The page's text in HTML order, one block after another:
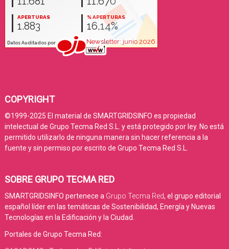
COPYRIGHT
©1999-2025 El material de SMARTGRIDSINFO es propiedad
intelectual de Grupo Tecma Red S.L. y está protegido por ley. No está
permitido utilizarlo de ninguna manera sin hacer referencia a la
fuente y sin permiso por escrito de Grupo Tecma Red S.L.
SOBRE GRUPO TECMA RED
SMARTGRIDSINFO pertenece a Grupo Tecma Red, el grupo editorial
español líder en las temáticas de Sostenibilidad, Energía y Nuevas
Tecnologías en la Edificación y la Ciudad.
Portales de Grupo Tecma Red: